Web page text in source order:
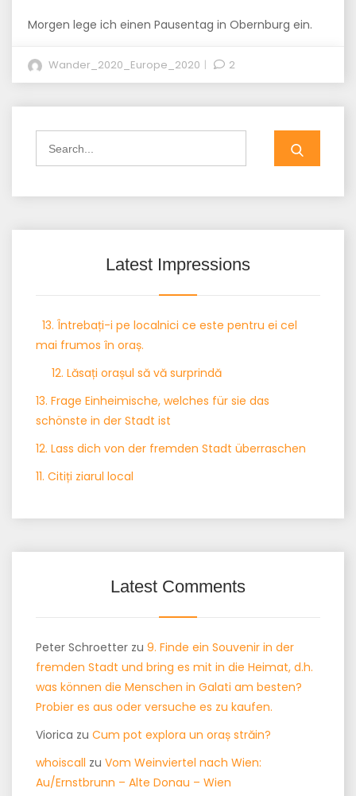
Morgen lege ich einen Pausentag in Obernburg ein.
Wander_2020_Europe_2020 2
Latest Impressions
13. Întrebați-i pe localnici ce este pentru ei cel
mai frumos în oraș.
12. Lăsați orașul să vă surprindă
13. Frage Einheimische, welches für sie das
schönste in der Stadt ist
12. Lass dich von der fremden Stadt überraschen
11. Citiți ziarul local
Latest Comments
Peter Schroetter zu 9. Finde ein Souvenir in der
fremden Stadt und bring es mit in die Heimat, d.h.
was können die Menschen in Galati am besten?
Probier es aus oder versuche es zu kaufen.
Viorica zu Cum pot explora un oraș străin?
whoiscall zu Vom Weinviertel nach Wien:
Au/Ernstbrunn – Alte Donau – Wien